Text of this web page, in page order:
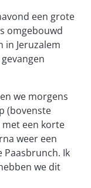
een grote
omgebouwd
in Jeruzalem
we morgens
(bovenste
met een korte
weer een
Paasbrunch. Ik
we dit